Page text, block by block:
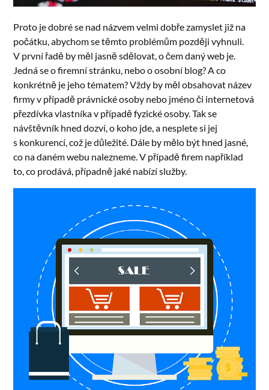
Proto je dobré se nad názvem velmi dobře zamyslet již na
počátku, abychom se těmto problémům později vyhnuli.
V první řadě by měl jasně sdělovat, o čem daný web je.
Jedná se o firemní stránku, nebo o osobní blog? A co
konkrétně je jeho tématem? Vždy by měl obsahovat název
firmy v případě právnické osoby nebo jméno či internetová
přezdívka vlastníka v případě fyzické osoby. Tak se
návštěvník hned dozví, o koho jde, a nesplete si jej
s konkurencí, což je důležité. Dále by mělo být hned jasné,
co na daném webu nalezneme. V případě firem například
to, co prodává, případně jaké nabízí služby.